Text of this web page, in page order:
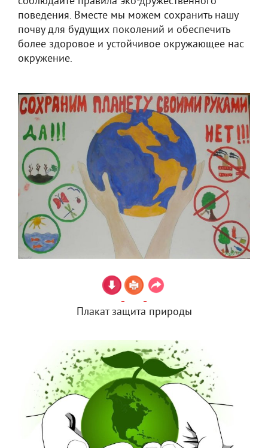
поведения. Вместе мы можем сохранить нашу
почву для будущих поколений и обеспечить
более здоровое и устойчивое окружающее нас
окружение.
Плакат защита природы